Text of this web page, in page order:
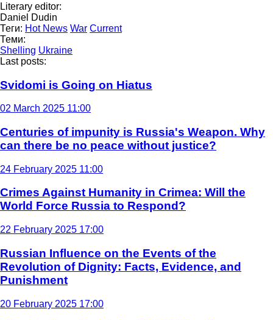
Literary editor:
Daniel Dudin
Теги: Hot News War Current
Теми:
Shelling Ukraine
Last posts:
Svidomi is Going on Hiatus
02 March 2025 11:00
Centuries of impunity is Russia's Weapon. Why
can there be no peace without justice?
24 February 2025 11:00
Crimes Against Humanity in Crimea: Will the
World Force Russia to Respond?
22 February 2025 17:00
Russian Influence on the Events of the
Revolution of Dignity: Facts, Evidence, and
Punishment
20 February 2025 17:00